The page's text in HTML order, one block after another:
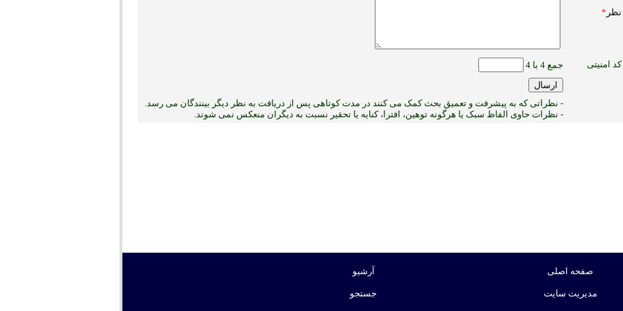
نظر *
کد امنیتی جمع 4 با 4
- نظراتی که به پیشرفت و تعمیق بحث کمک می کنند در مدت کوتاهی پس از دریافت به نظر دیگر بینندگان می رسد.
- نظرات حاوی الفاظ سبک یا هرگونه توهین، افترا، کنایه یا تحقیر نسبت به دیگران منعکس نمی ‏شوند.
صفحه اصلی
مدیریت سایت
آرشیو
جستجو